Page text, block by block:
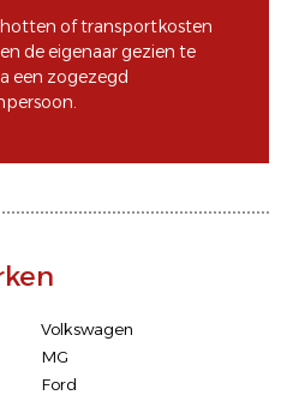
of transportkosten
de eigenaar gezien te
een zogezegd
Volkswagen
MG
Ford